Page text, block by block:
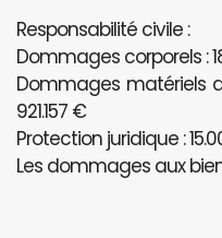
Responsabilité civile :
Dommages corporels :
Dommages matériels
921.157 €
Protection juridique :
Les dommages aux